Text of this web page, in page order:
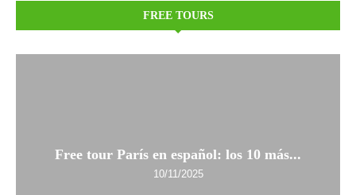
FREE TOURS
Free tour París en español: los 10 más...
10/11/2025